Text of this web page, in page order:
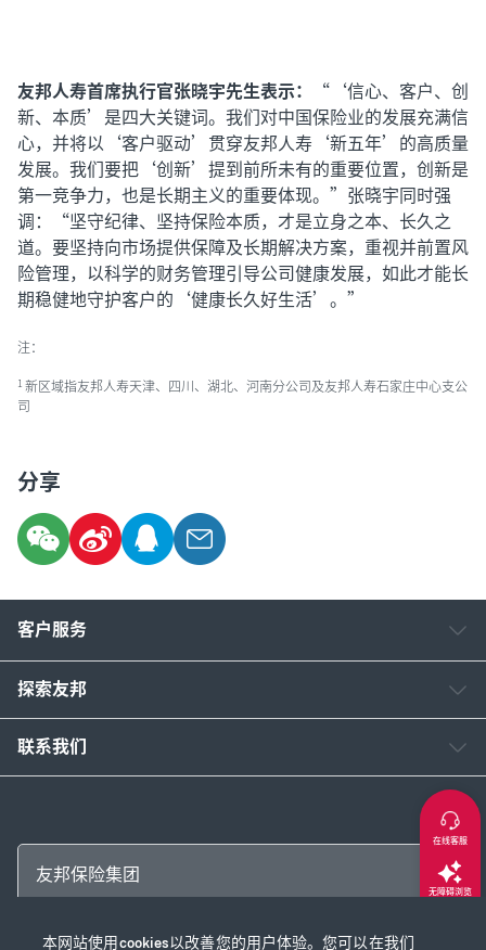
友邦人寿首席执行官张晓宇先生表示：
“‘信心、客户、创
新、本质’是四大关键词。我们对中国保险业的发展充满信
心，并将以‘客户驱动’贯穿友邦人寿‘新五年’的高质量
发展。我们要把‘创新’提到前所未有的重要位置，创新是
第一竞争力，也是长期主义的重要体现。”张晓宇同时强
调：“坚守纪律、坚持保险本质，才是立身之本、长久之
道。要坚持向市场提供保障及长期解决方案，重视并前置风
险管理，以科学的财务管理引导公司健康发展，如此才能长
期稳健地守护客户的‘健康长久好生活’。”
注：
1 新区域指友邦人寿天津、四川、湖北、河南分公司及友邦人寿石家庄中心支公
司
分享
本网站使用cookies以改善您的用户体验。您可以在我们
客户服务
探索友邦
联系我们
友邦保险集团
在线客服
无障碍浏览